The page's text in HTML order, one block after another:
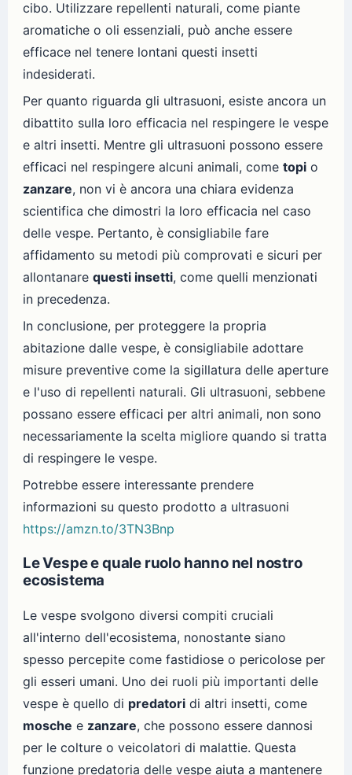
cibo. Utilizzare repellenti naturali, come piante
aromatiche o oli essenziali, può anche essere
efficace nel tenere lontani questi insetti
indesiderati.
Per quanto riguarda gli ultrasuoni, esiste ancora un
dibattito sulla loro efficacia nel respingere le vespe
e altri insetti. Mentre gli ultrasuoni possono essere
efficaci nel respingere alcuni animali, come topi o
zanzare, non vi è ancora una chiara evidenza
scientifica che dimostri la loro efficacia nel caso
delle vespe. Pertanto, è consigliabile fare
affidamento su metodi più comprovati e sicuri per
allontanare questi insetti, come quelli menzionati
in precedenza.
In conclusione, per proteggere la propria
abitazione dalle vespe, è consigliabile adottare
misure preventive come la sigillatura delle aperture
e l'uso di repellenti naturali. Gli ultrasuoni, sebbene
possano essere efficaci per altri animali, non sono
necessariamente la scelta migliore quando si tratta
di respingere le vespe.
Potrebbe essere interessante prendere
informazioni su questo prodotto a ultrasuoni
https://amzn.to/3TN3Bnp
Le Vespe e quale ruolo hanno nel nostro
ecosistema
Le vespe svolgono diversi compiti cruciali
all'interno dell'ecosistema, nonostante siano
spesso percepite come fastidiose o pericolose per
gli esseri umani. Uno dei ruoli più importanti delle
vespe è quello di predatori di altri insetti, come
mosche e zanzare, che possono essere dannosi
per le colture o veicolatori di malattie. Questa
funzione predatoria delle vespe aiuta a mantenere